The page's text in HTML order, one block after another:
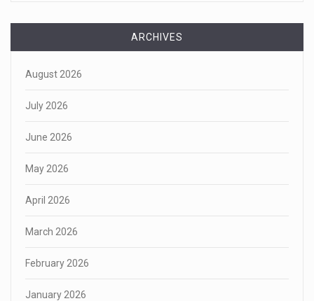
ARCHIVES
August 2026
July 2026
June 2026
May 2026
April 2026
March 2026
February 2026
January 2026